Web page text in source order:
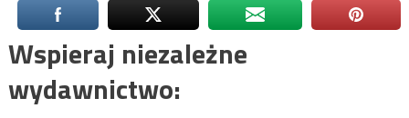
Wspieraj niezależne
wydawnictwo: